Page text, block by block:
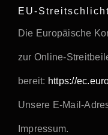
EU-
Die Europäische
zur Online-
bereit: https://
Unsere E-Mail-
Impressum.